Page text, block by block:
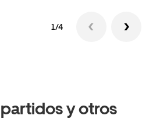
1/4
y otros